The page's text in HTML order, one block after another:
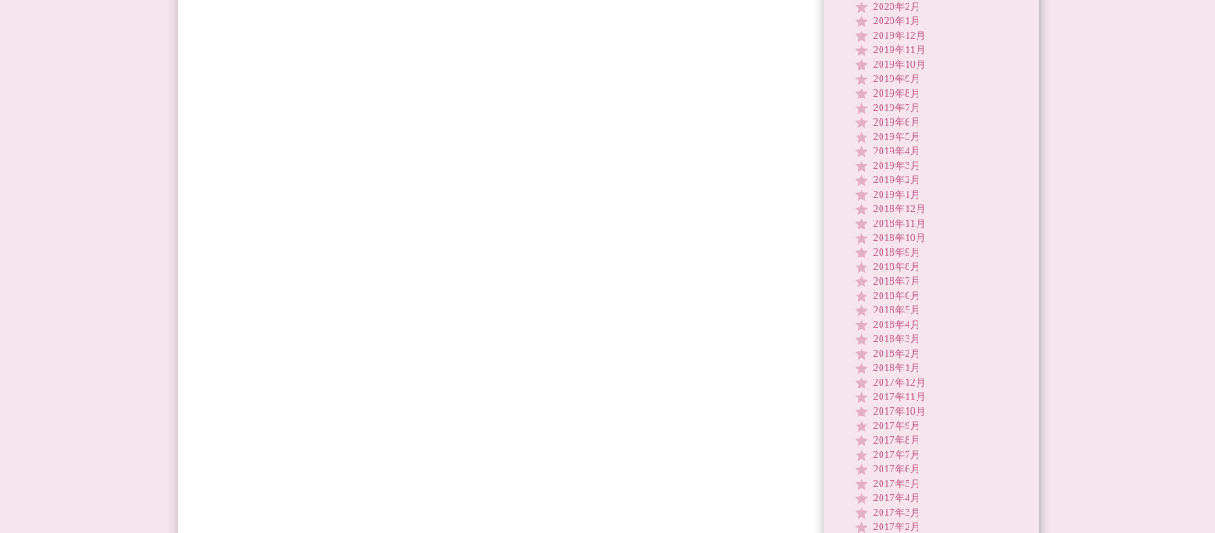
2020年2月
2020年1月
2019年12月
2019年11月
2019年10月
2019年9月
2019年8月
2019年7月
2019年6月
2019年5月
2019年4月
2019年3月
2019年2月
2019年1月
2018年12月
2018年11月
2018年10月
2018年9月
2018年8月
2018年7月
2018年6月
2018年5月
2018年4月
2018年3月
2018年2月
2018年1月
2017年12月
2017年11月
2017年10月
2017年9月
2017年8月
2017年7月
2017年6月
2017年5月
2017年4月
2017年3月
2017年2月